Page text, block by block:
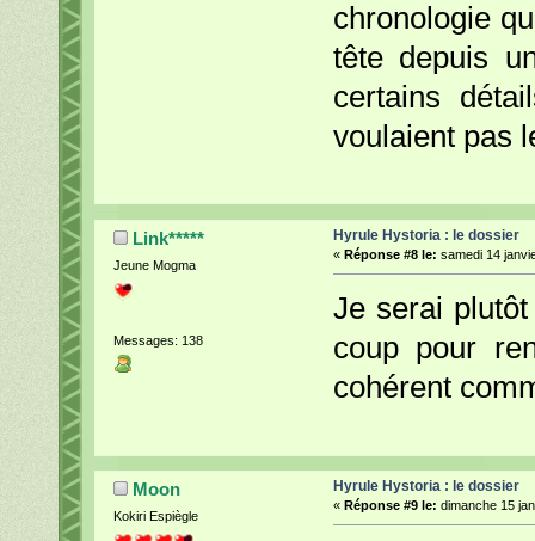
chronologie
tête depuis
certains
voulaient pas
Link*****
Jeune Mogma
Messages: 138
Hyrule Hystoria : le dossier
« Réponse #8 le: samedi 14
Je serai
coup pour
cohérent
Moon
Kokiri Espiègle
Hyrule Hystoria : le dossier
« Réponse #9 le: dimanche 15